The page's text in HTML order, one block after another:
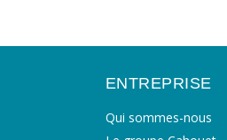
ENTREPRISE
Qui sommes-nous